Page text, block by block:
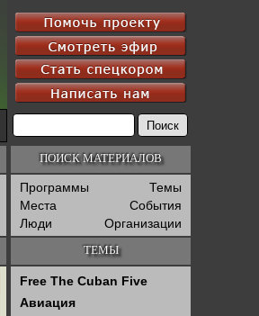
ПОИСК МАТЕРИАЛОВ
Программы
Темы
Места
События
Люди
Организации
ТЕМЫ
Free The Cuban Five
Авиация